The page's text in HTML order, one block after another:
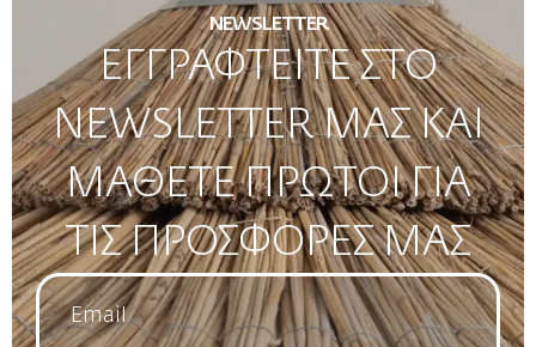
NEWSLETTER
ΕΓΓΡΑΦΤΕΙΤΕ ΣΤΟ
NEWSLETTER ΜΑΣ ΚΑΙ
ΜΑΘΕΤΕ ΠΡΩΤΟΙ ΓΙΑ
ΤΙΣ ΠΡΟΣΦΟΡΕΣ ΜΑΣ
Email
*